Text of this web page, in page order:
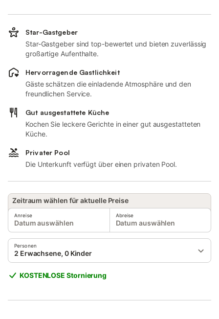
Star-Gastgeber
Star-Gastgeber sind top-bewertet und bieten zuverlässig
großartige Aufenthalte.
Hervorragende Gastlichkeit
Gäste schätzen die einladende Atmosphäre und den
freundlichen Service.
Gut ausgestattete Küche
Kochen Sie leckere Gerichte in einer gut ausgestatteten
Küche.
Privater Pool
Die Unterkunft verfügt über einen privaten Pool.
Zeitraum wählen für aktuelle Preise
Anreise
Datum auswählen
Abreise
Datum auswählen
Personen
2 Erwachsene, 0 Kinder
KOSTENLOSE Stornierung